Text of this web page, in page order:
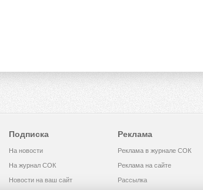
Подписка
На новости
На журнал СОК
Новости на ваш сайт
Реклама
Реклама в журнале СОК
Реклама на сайте
Рассылка